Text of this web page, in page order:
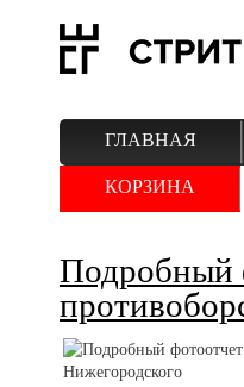
ГЛАВНАЯ
КОРЗИНА
Подробный